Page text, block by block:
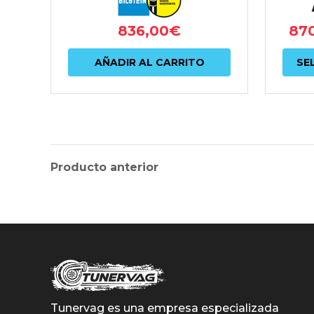
836,00€
AÑADIR AL CARRITO
Producto anterior
Tunervag es una empresa especializada